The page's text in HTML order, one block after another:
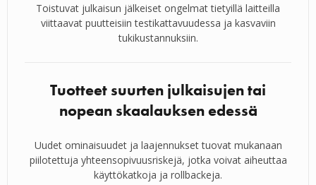
Toistuvat julkaisun jälkeiset ongelmat tietyillä laitteilla
viittaavat puutteisiin testikattavuudessa ja kasvaviin
tukikustannuksiin.
Tuotteet suurten julkaisujen tai
nopean skaalauksen edessä
Uudet ominaisuudet ja laajennukset tuovat mukanaan
piilotettuja yhteensopivuusriskejä, jotka voivat aiheuttaa
käyttökatkoja ja rollbackeja.